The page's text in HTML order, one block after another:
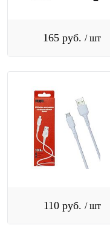
165 руб. / шт
110 руб. / шт